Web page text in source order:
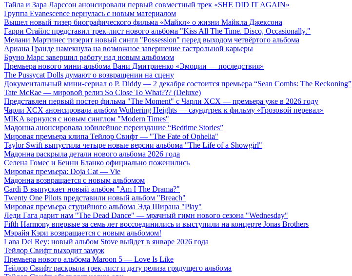
Тайла и Зара Ларссон анонсировали первый совместный трек «SHE DID IT AGAIN»
Группа Evanescence вернулась с новым материалом
Вышел новый тизер биографического фильма «Майкл» о жизни Майкла Джексона
Гарри Стайлс представил трек-лист нового альбома "Kiss All The Time. Disco, Occasionally."
Мелани Мартинес тизерит новый сингл "Possession" перед выходом четвёртого альбома
Ариана Гранде намекнула на возможное завершение гастрольной карьеры
Бруно Марс завершил работу над новым альбомом
Премьера нового мини-альбома Вани Дмитриенко «Эмоции — последствия»
The Pussycat Dolls думают о возвращении на сцену
Документальный мини-сериал о P. Diddy — 2 декабря состоится премьера “Sean Combs: The Reckoning”
Tate McRae — мировой релиз So Close To What??? (Deluxe)
Представлен первый постер фильма "The Moment" с Чарли XCX — премьера уже в 2026 году
Чарли XCX анонсировала альбом Wuthering Heights — саундтрек к фильму «Грозовой перевал»
MIKA вернулся с новым синглом "Modern Times"
Мадонна анонсировала юбилейное переиздание “Bedtime Stories”
Мировая премьера клипа Тейлор Свифт — "The Fate of Ophelia"
Taylor Swift выпустила четыре новые версии альбома "The Life of a Showgirl"
Мадонна раскрыла детали нового альбома 2026 года
Селена Гомес и Бенни Бланко официально поженились
Мировая премьера: Doja Cat — Vie
Мадонна возвращается с новым альбомом
Cardi B выпускает новый альбом "Am I The Drama?"
Twenty One Pilots представили новый альбом "Breach"
Мировая премьера студийного альбома Эда Ширана "Play"
Леди Гага дарит нам "The Dead Dance" — мрачный гимн нового сезона "Wednesday"
Fifth Harmony впервые за семь лет воссоединились и выступили на концерте Jonas Brothers
Мэрайя Кэри возвращается с новым альбомом!
Lana Del Rey: новый альбом Stove выйдет в январе 2026 года
Тейлор Свифт выходит замуж
Премьера нового альбома Maroon 5 — Love Is Like
Тейлор Свифт раскрыла трек-лист и дату релиза грядущего альбома